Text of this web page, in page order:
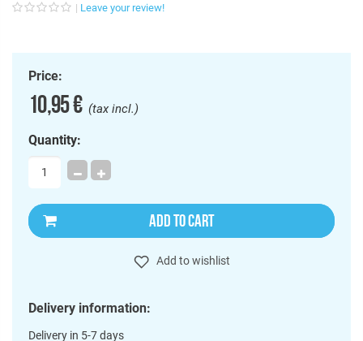
Leave your review!
Price:
10,95 €(tax incl.)
Quantity:
ADD TO CART
Add to wishlist
Delivery information:
Delivery in 5-7 days